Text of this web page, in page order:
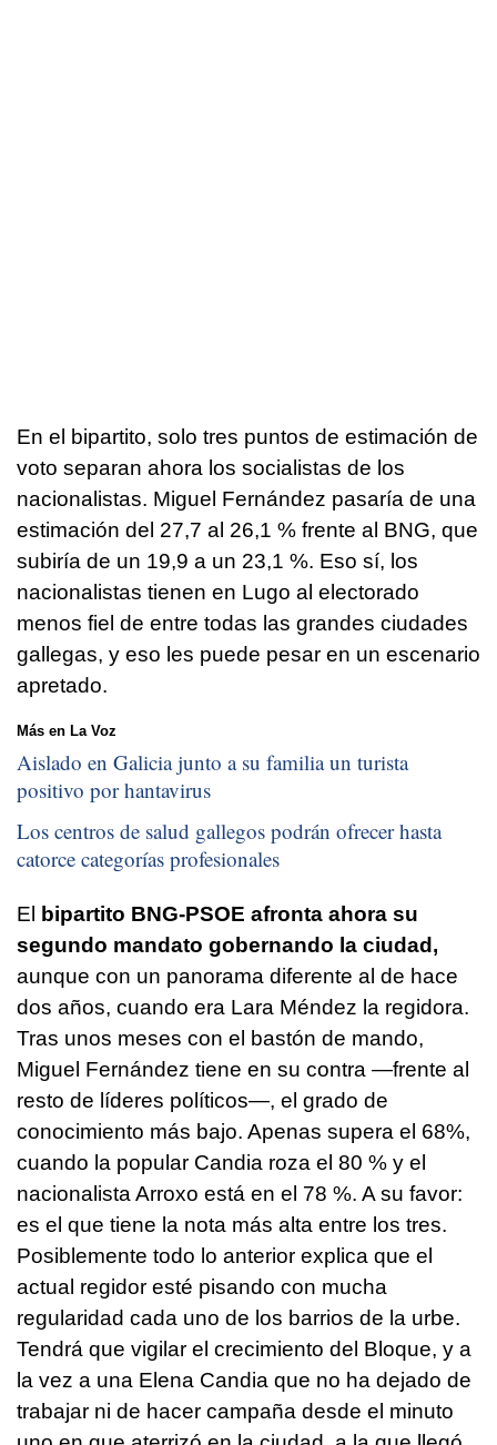
En el bipartito, solo tres puntos de estimación de
voto separan ahora los socialistas de los
nacionalistas. Miguel Fernández pasaría de una
estimación del 27,7 al 26,1 % frente al BNG, que
subiría de un 19,9 a un 23,1 %. Eso sí, los
nacionalistas tienen en Lugo al electorado
menos fiel de entre todas las grandes ciudades
gallegas, y eso les puede pesar en un escenario
apretado.
Más en La Voz
Aislado en Galicia junto a su familia un turista
positivo por hantavirus
Los centros de salud gallegos podrán ofrecer hasta
catorce categorías profesionales
El
bipartito BNG-PSOE afronta ahora su
segundo mandato gobernando la ciudad,
aunque con un panorama diferente al de hace
dos años, cuando era Lara Méndez la regidora.
Tras unos meses con el bastón de mando,
Miguel Fernández tiene en su contra —frente al
resto de líderes políticos—, el grado de
conocimiento más bajo. Apenas supera el 68%,
cuando la popular Candia roza el 80 % y el
nacionalista Arroxo está en el 78 %. A su favor:
es el que tiene la nota más alta entre los tres.
Posiblemente todo lo anterior explica que el
actual regidor esté pisando con mucha
regularidad cada uno de los barrios de la urbe.
Tendrá que vigilar el crecimiento del Bloque, y a
la vez a una Elena Candia que no ha dejado de
trabajar ni de hacer campaña desde el minuto